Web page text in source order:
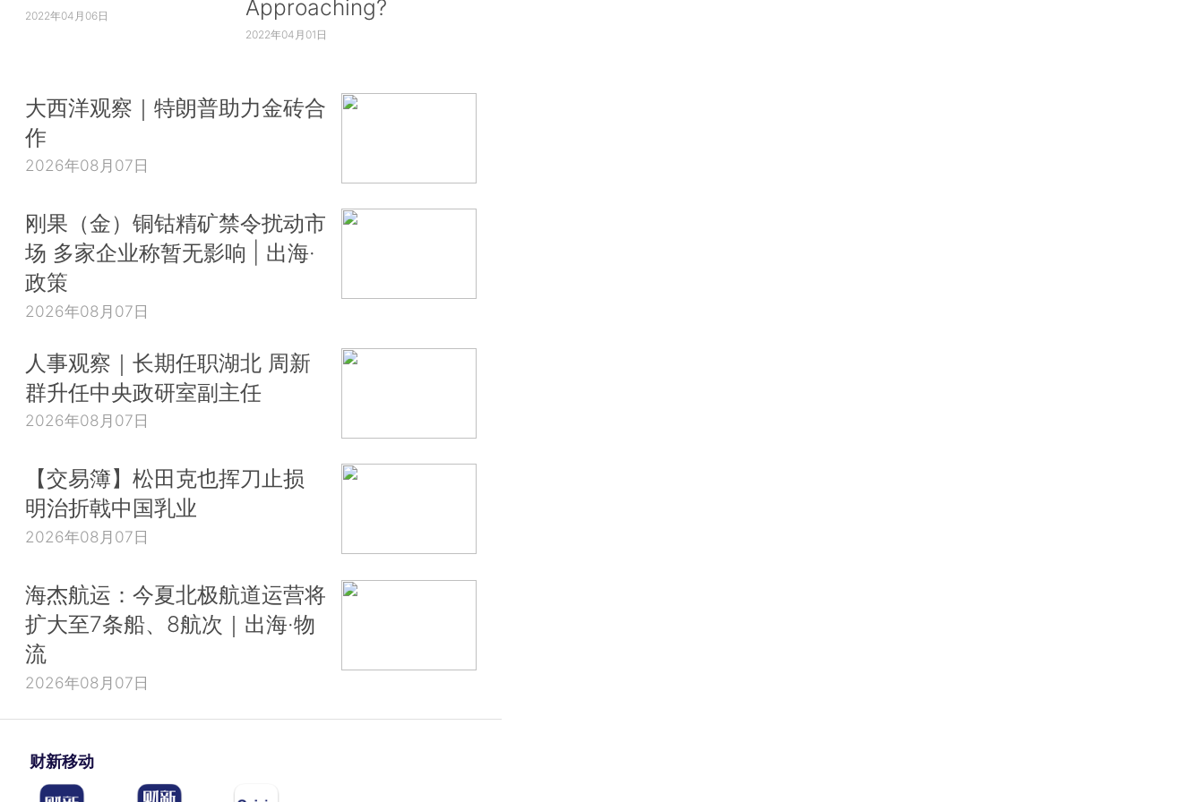
2022年04月06日
Approaching?
2022年04月01日
大西洋观察｜特朗普助力金砖合
作
2026年08月07日
刚果（金）铜钴精矿禁令扰动市
场 多家企业称暂无影响 | 出海·
政策
2026年08月07日
人事观察｜长期任职湖北 周新
群升任中央政研室副主任
2026年08月07日
【交易簿】松田克也挥刀止损
明治折戟中国乳业
2026年08月07日
海杰航运：今夏北极航道运营将
扩大至7条船、8航次｜出海·物
流
2026年08月07日
财新移动